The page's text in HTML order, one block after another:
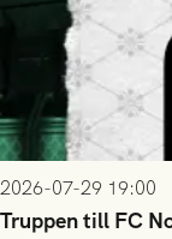
2026-07-29 19:00
Truppen till FC